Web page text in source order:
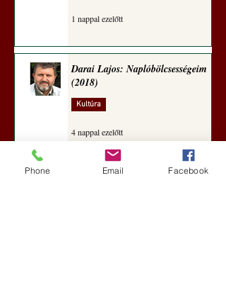
1 nappal ezelőtt
Darai Lajos: Naplóbölcsességeim
(2018)
Kultúra
4 nappal ezelőtt
Phone Email Facebook